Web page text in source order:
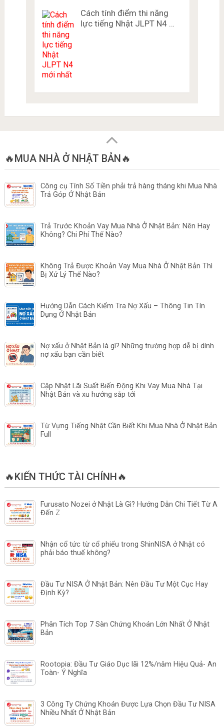
Cách tính điểm thi năng
lực tiếng Nhật JLPT N4 …
🔥MUA NHÀ Ở NHẬT BẢN🔥
Công cụ Tính Số Tiền phải trả hàng tháng khi Mua Nhà
Trả Góp Ở Nhật Bản
Trả Trước Khoản Vay Mua Nhà Ở Nhật Bản: Nên Hay
Không? Chi Phí Thế Nào?
Không Trả Được Khoản Vay Mua Nhà Ở Nhật Bản Thì
Bị Xử Lý Thế Nào?
Hướng Dẫn Cách Kiểm Tra Nợ Xấu – Thông Tin Tín
Dụng Ở Nhật Bản
Nợ xấu ở Nhật Bản là gì? Những trường hợp dễ bị dính
nợ xấu bạn cần biết
Cập Nhật Lãi Suất Biến Động Khi Vay Mua Nhà Tại
Nhật Bản và xu hướng sắp tới
Từ Vựng Tiếng Nhật Cần Biết Khi Mua Nhà Ở Nhật Bản
Full
🔥KIẾN THỨC TÀI CHÍNH🔥
Furusato Nozei ở Nhật Là Gì? Hướng Dẫn Chi Tiết Từ A
Đến Z
Nhận cổ tức từ cổ phiếu trong ShinNISA ở Nhật có
phải báo thuế không?
Đầu Tư NISA Ở Nhật Bản: Nên Đầu Tư Một Cục Hay
Định Kỳ?
Phân Tích Top 7 Sàn Chứng Khoán Lớn Nhất Ở Nhật
Bản
Rootopia: Đầu Tư Giáo Dục lãi 12%/năm Hiệu Quả- An
Toàn- Ý Nghĩa
3 Công Ty Chứng Khoán Được Lựa Chọn Đầu Tư NISA
Nhiều Nhất Ở Nhật Bản